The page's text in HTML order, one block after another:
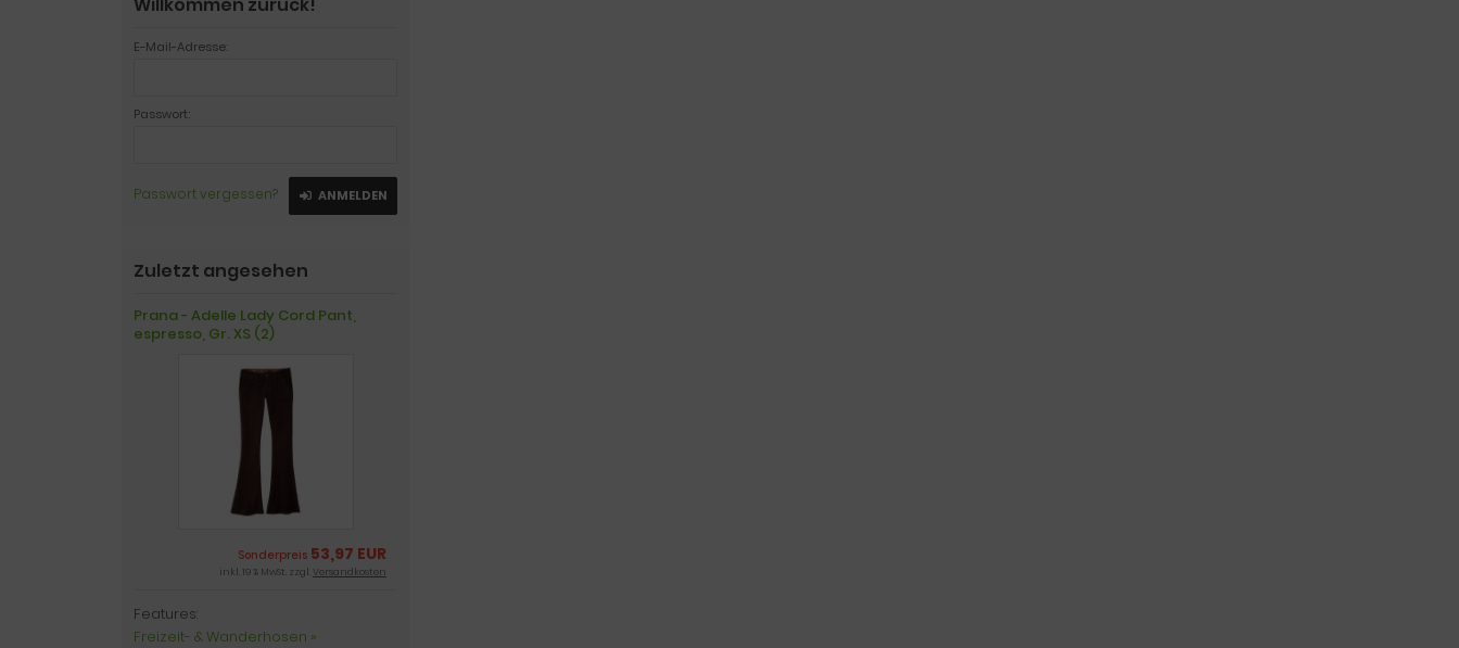
E-Mail-Adresse:
Passwort:
Passwort vergessen? ANMELDEN
Zuletzt angesehen
Prana - Adelle Lady Cord Pant,
espresso, Gr. XS (2)
Sonderpreis 53,97 EUR
inkl. 19 % MwSt. zzgl.Versandkosten
Features:
Freizeit- & Wanderhosen »